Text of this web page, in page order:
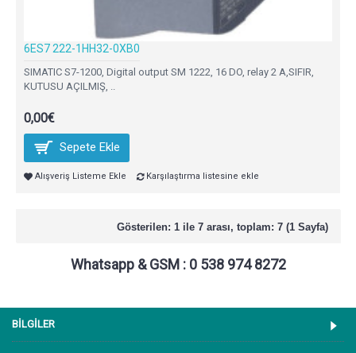
6ES7 222-1HH32-0XB0
SIMATIC S7-1200, Digital output SM 1222, 16 DO, relay 2 A,SIFIR,
KUTUSU AÇILMIŞ, ..
0,00€
Sepete Ekle
Alışveriş Listeme Ekle Karşılaştırma listesine ekle
Gösterilen: 1 ile 7 arası, toplam: 7 (1 Sayfa)
Whatsapp & GSM : 0 538 974 8272
BİLGİLER